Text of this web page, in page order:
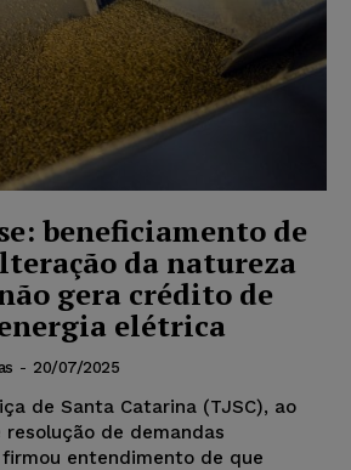
beneficiamento de
da natureza
gera crédito de
elétrica
- 20/07/2025
de Santa Catarina (TJSC), ao
de demandas
entendimento de que